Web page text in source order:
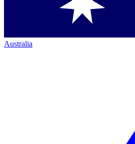
Australia